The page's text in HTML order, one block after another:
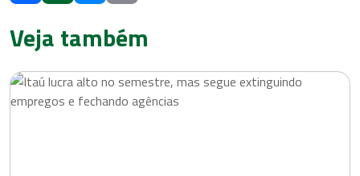
Veja também